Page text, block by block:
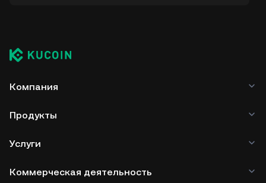
Компания
Продукты
Услуги
Коммерческая деятельность